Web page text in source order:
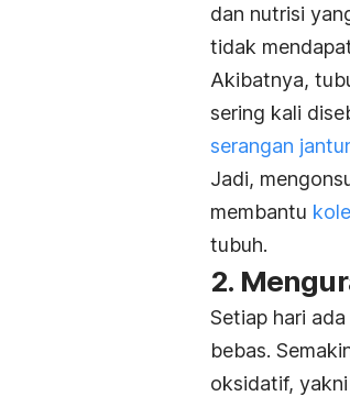
dan nutrisi
tidak
Akibatnya,
sering kali
serangan
Jadi,
membantu
tubuh.
2.
Setiap hari
bebas.
oksidatif,